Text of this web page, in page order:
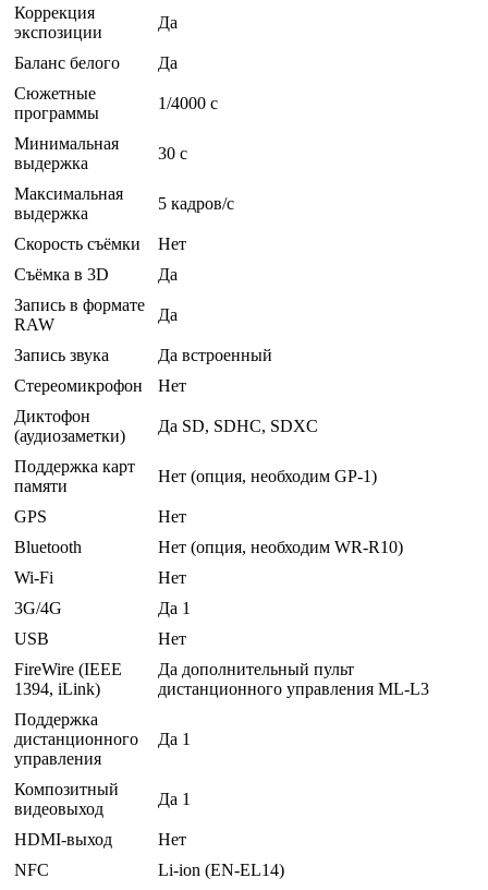
Коррекция
экспозиции
Да
Баланс белого
Да
Сюжетные
программы
1/4000 c
Минимальная
выдержка
30 c
Максимальная
выдержка
5 кадров/с
Скорость съёмки
Нет
Съёмка в 3D
Да
Запись в формате
RAW
Да
Запись звука
Да встроенный
Стереомикрофон
Нет
Диктофон
(аудиозаметки)
Да SD, SDHC, SDXC
Поддержка карт
памяти
Нет (опция, необходим GP-1)
GPS
Нет
Bluetooth
Нет (опция, необходим WR-R10)
Wi-Fi
Нет
3G/4G
Да 1
USB
Нет
FireWire (IEEE
1394, iLink)
Да дополнительный пульт
дистанционного управления ML-L3
Поддержка
дистанционного
управления
Да 1
Композитный
видеовыход
Да 1
HDMI-выход
Нет
NFC
Li-ion (EN-EL14)